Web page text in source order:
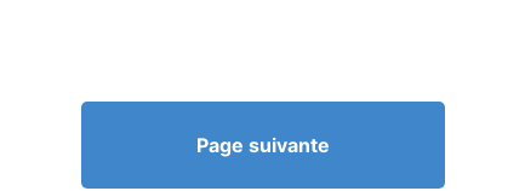
Page suivante